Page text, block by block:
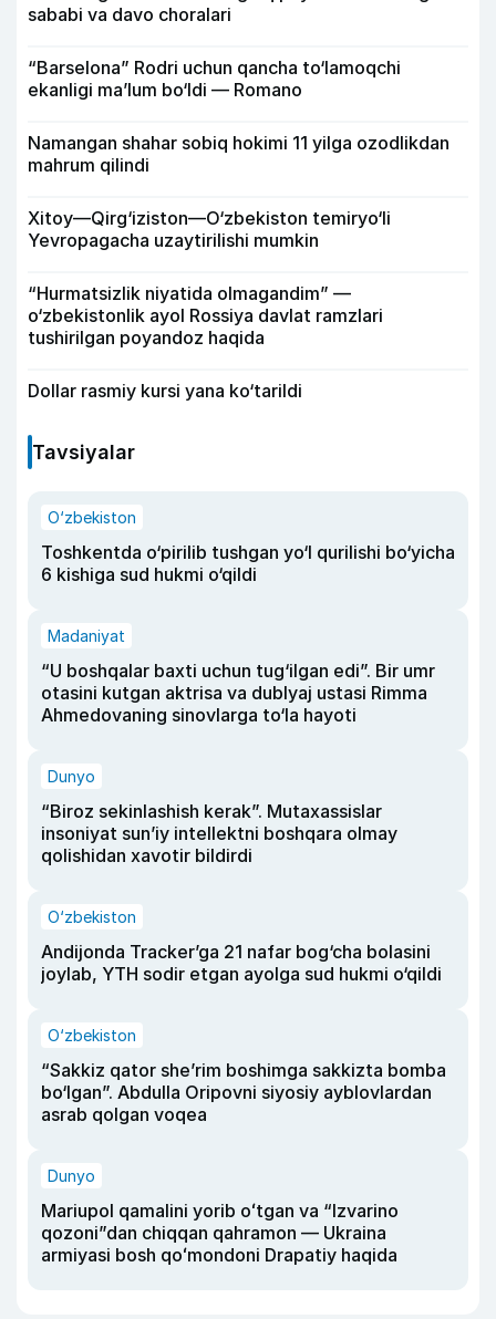
sababi va davo choralari
“Barselona” Rodri uchun qancha to‘lamoqchi
ekanligi ma’lum bo‘ldi — Romano
Namangan shahar sobiq hokimi 11 yilga ozodlikdan
mahrum qilindi
Xitoy—Qirg‘iziston—O‘zbekiston temiryo‘li
Yevropagacha uzaytirilishi mumkin
“Hurmatsizlik niyatida olmagandim” —
o‘zbekistonlik ayol Rossiya davlat ramzlari
tushirilgan poyandoz haqida
Dollar rasmiy kursi yana ko‘tarildi
Tavsiyalar
O‘zbekiston
Toshkentda o‘pirilib tushgan yo‘l qurilishi bo‘yicha
6 kishiga sud hukmi o‘qildi
Madaniyat
“U boshqalar baxti uchun tug‘ilgan edi”. Bir umr
otasini kutgan aktrisa va dublyaj ustasi Rimma
Ahmedovaning sinovlarga to‘la hayoti
Dunyo
“Biroz sekinlashish kerak”. Mutaxassislar
insoniyat sun’iy intellektni boshqara olmay
qolishidan xavotir bildirdi
O‘zbekiston
Andijonda Tracker’ga 21 nafar bog‘cha bolasini
joylab, YTH sodir etgan ayolga sud hukmi o‘qildi
O‘zbekiston
“Sakkiz qator she’rim boshimga sakkizta bomba
bo‘lgan”. Abdulla Oripovni siyosiy ayblovlardan
asrab qolgan voqea
Dunyo
Mariupol qamalini yorib oʻtgan va “Izvarino
qozoni”dan chiqqan qahramon — Ukraina
armiyasi bosh qoʻmondoni Drapatiy haqida